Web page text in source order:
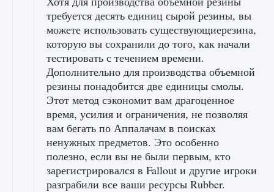
требуется десять единиц сырой резины, вы
можете использовать существующиерезина,
которую вы сохранили до того, как начали
тестировать с течением времени.
Дополнительно для производства объемной
резины понадобится две единицы смолы.
Этот метод сэкономит вам драгоценное
время, усилия и ограничения, не позволяя
вам бегать по Аппалачам в поисках
ненужных предметов. Это особенно
полезно, если вы не были первым, кто
зарегистрировался в Fallout и другие игроки
разграбили все ваши ресурсы Rubber.